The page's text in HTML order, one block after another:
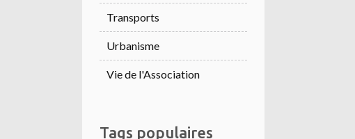
Transports
Urbanisme
Vie de l'Association
Tags populaires